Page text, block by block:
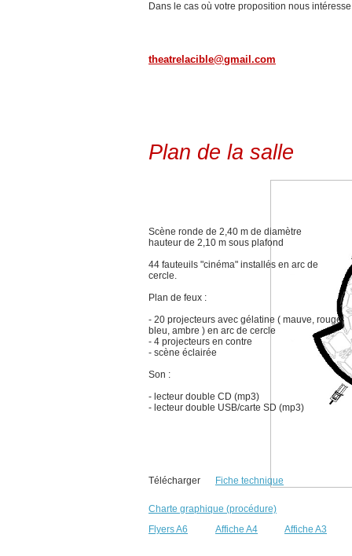
Dans le cas où votre proposition nous
Plan de la salle
theatrelacible@gmail.com
Scène ronde de 2,40 m de diamètre
hauteur de 2,10 m sous plafond
44 fauteuils "cinéma" installés en arc de
cercle.
Plan de feux :
- 20 projecteurs avec gélatine ( mauve, rouge,
bleu, ambre ) en arc de cercle
- 4 projecteurs en contre
- scène éclairée
Son :
- lecteur double CD (mp3)
- lecteur double USB/carte SD (mp3)
Télécharger Fiche technique
Charte graphique (procédure)
Flyers A6
Affiche A4 Affiche A3